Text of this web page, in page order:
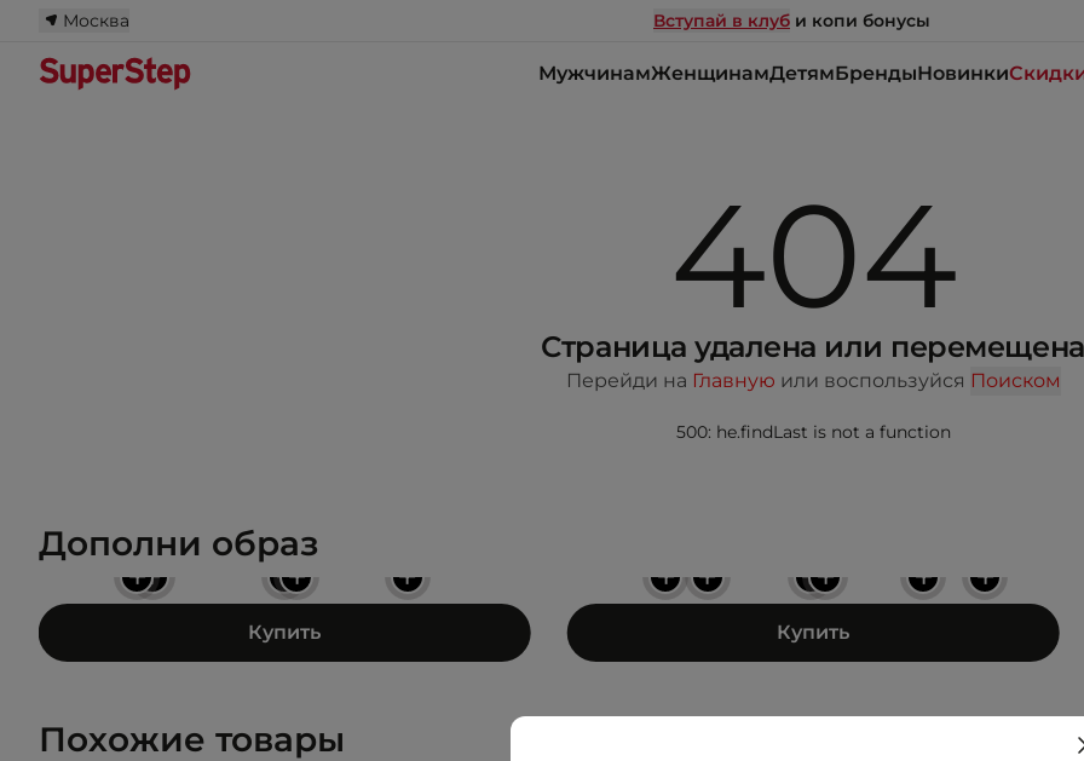
Москва Вступай в клуб и копи бонусы
МужчинамЖенщинамДетямБрендыНовинки
404
Страница удалена или перемещена
Перейди на Главную или воспользуйся Поиском
500: he.findLast is not a function
Дополни образ
+
+ + +
+
Купить
+
+
+ + +
+
Купить
Похожие товары